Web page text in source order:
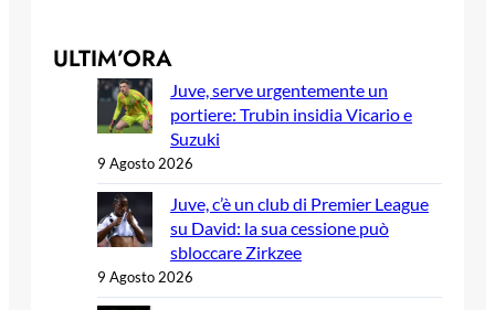
ULTIM’ORA
Juve, serve urgentemente un
portiere: Trubin insidia Vicario e
Suzuki
9 Agosto 2026
Juve, c’è un club di Premier League
su David: la sua cessione può
sbloccare Zirkzee
9 Agosto 2026